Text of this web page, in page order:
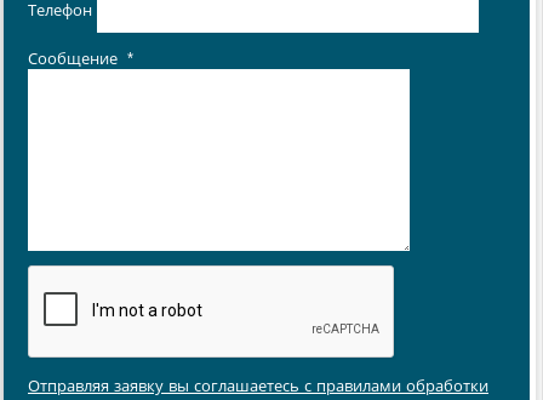
Телефон
Сообщение *
Отправляя заявку вы соглашаетесь с правилами обработки